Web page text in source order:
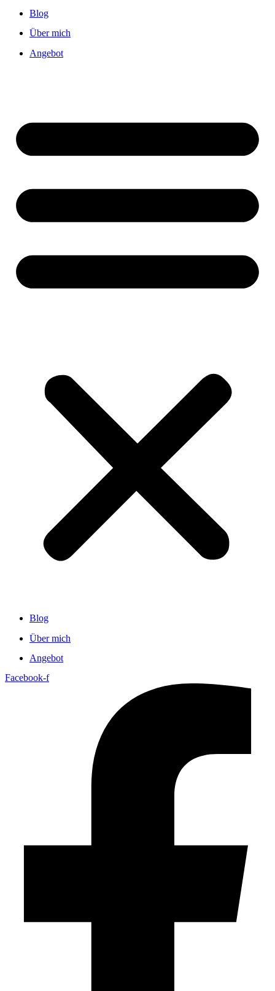
Blog
Über mich
Angebot
Blog
Über mich
Angebot
Facebook-f